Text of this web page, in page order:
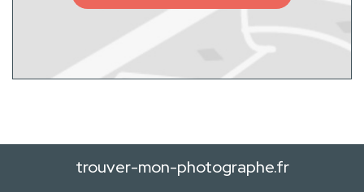
trouver-mon-photographe.fr